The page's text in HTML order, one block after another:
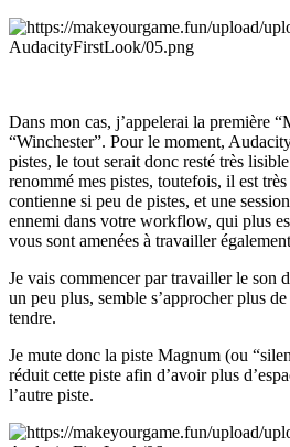
Dans mon cas, j’appelerai la première
“Winchester”. Pour le moment,
pistes, le tout serait donc resté très
renommé mes pistes, toutefois, il est très
contienne si peu de pistes, et une
ennemi dans votre workflow, qui plus
vous sont amenées à travailler
Je vais commencer par travailler le son
un peu plus, semble s’approcher plus
tendre.
Je mute donc la piste Magnum (ou
réduit cette piste afin d’avoir plus
l’autre piste.